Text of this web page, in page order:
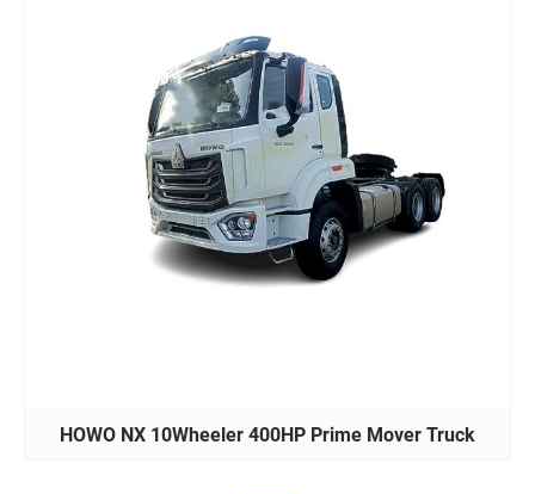
HOWO NX 10Wheeler 400HP Prime Mover Truck